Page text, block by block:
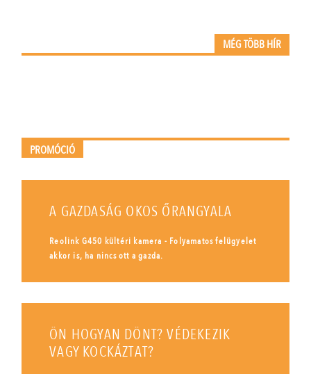
MÉG TÖBB HÍR
PROMÓCIÓ
A GAZDASÁG OKOS ŐRANGYALA
Reolink G450 kültéri kamera - Folyamatos felügyelet
akkor is, ha nincs ott a gazda.
ÖN HOGYAN DÖNT? VÉDEKEZIK
VAGY KOCKÁZTAT?